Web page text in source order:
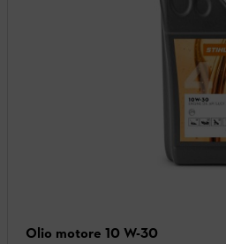
Olio motore 10 W-30